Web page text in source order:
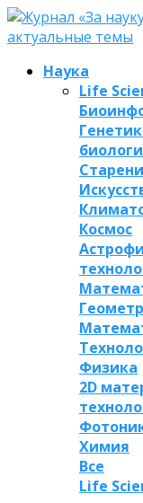
Наука
Life
Космос
Физика
2D
Химия
Все
Life